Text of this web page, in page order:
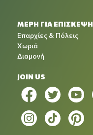
ΜΕΡΗ ΓΙΑ ΕΠΙΣΚΕΨΗ
Επαρχίες & Πόλεις
Χωριά
Διαμονή
JOIN US